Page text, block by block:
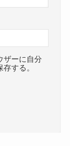
ザーに自分
する。